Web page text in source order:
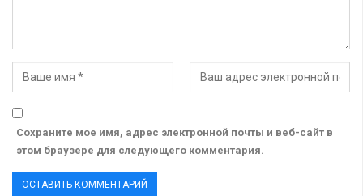
Сохраните мое имя, адрес электронной почты и веб-сайт в
этом браузере для следующего комментария.